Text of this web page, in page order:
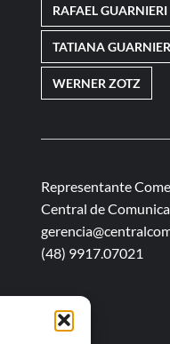
RAFAEL GUARNIERI
TATIANA
WERNER ZOTZ
Representante
Central de
(48) 9917.07021